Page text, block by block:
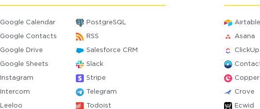
Google Calendar PostgreSQL
Google Contacts RSS
Google Drive Salesforce CRM
Google Sheets Slack
Instagram Stripe
Intercom Telegram
Leeloo Todoist
Airtable
Asana
ClickUp
Copper
Crove
Ecwid